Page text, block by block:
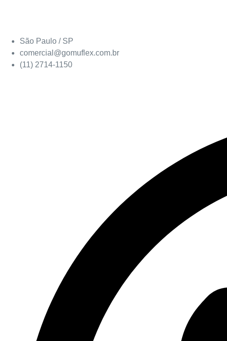
São Paulo / SP
comercial@gomuflex.com.br
(11) 2714-1150